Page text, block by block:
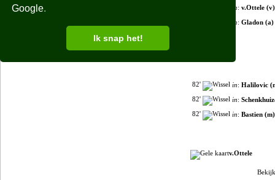
Google.
Ik snap het!
in: v.Ottele (v)
in: Gladon (a)
82' in: Halilovic
82' in:
82' in: Bastien (m)
v.Ottele